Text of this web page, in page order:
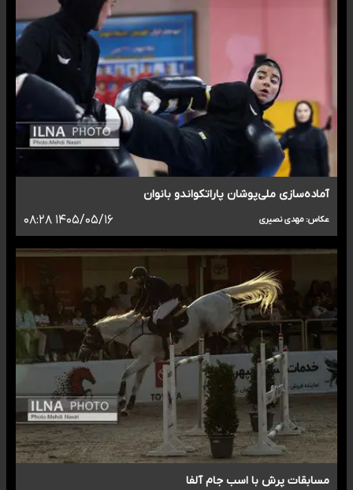
آماده‌سازی ملی‌پوشان پاراتکواندو بانوان
عکاس: مهدی نصیری ۱۴۰۵/۰۵/۱۶ ۰۸:۲۸
مسابقات پرش با اسب جام آلفا